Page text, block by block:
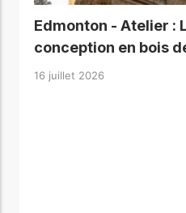
Edmonton - Atelier :
conception en bois
16 juillet 2026